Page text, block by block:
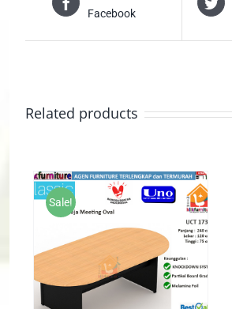
Facebook
Related products
Sale!